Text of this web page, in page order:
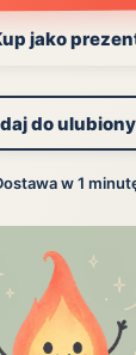
jako
do
w 1